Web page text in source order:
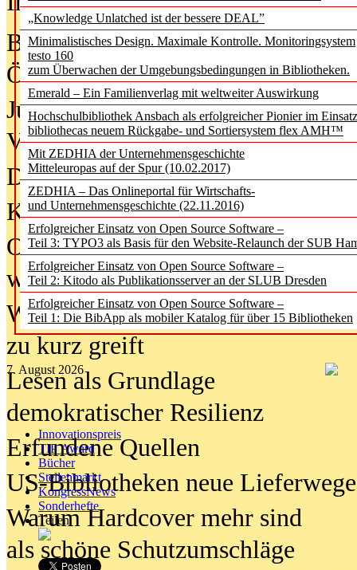
„Knowledge Unlatched ist der bessere DEAL”
Minimalistisches Design. Maximale Kontrolle. Monitoringsystem
testo 160
zum Überwachen der Umgebungsbedingungen in Bibliotheken.
Emerald – Ein Familienverlag mit weltweiter Auswirkung
Hochschulbibliothek Ansbach als erfolgreicher Pionier im
bibliothecas neuem Rückgabe- und Sortiersystem flex AMH™
Mit ZEDHIA der Unternehmensgeschichte
Mitteleuropas auf der Spur (10.02.2017)
ZEDHIA – Das Onlineportal für Wirtschafts-
und Unternehmensgeschichte (22.11.2016)
Erfolgreicher Einsatz von Open Source Software –
Teil 3: TYPO3 als Basis für den Website-Relaunch der SUB
Erfolgreicher Einsatz von Open Source Software –
Teil 2: Kitodo als Publikationsserver an der SLUB Dresden
Erfolgreicher Einsatz von Open Source Software –
Teil 1: Die BibApp als mobiler Katalog für über 15 Bibliotheken
7. August 2026
Innovationspreis
TIP Award
Bücher
Stellenmarkt
KongressNews
Sonderhefte
Teilen
Bürgerforum fordert mehr
Öffentlichkeit
Jugendliche wollen besseren
Verbote
Digitale Langzeit­archi­vierung
KI-Chatbots werden Teil der
Offene Infrastrukturen für
wissenschaftliche
Warum die Debatte über KI-Texte
zu kurz greift
Lesen als Grundlage
demokratischer Resilienz
Erfundene Quellen
US-Bibliotheken neue Lieferwege
Warum Hardcover mehr sind
als schöne Schutzumschläge